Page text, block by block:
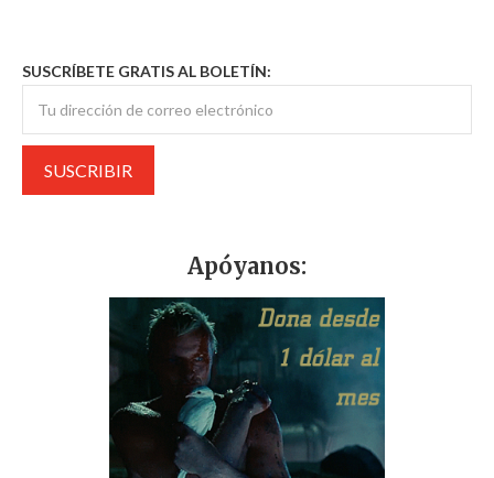
SUSCRÍBETE GRATIS AL BOLETÍN:
Apóyanos: